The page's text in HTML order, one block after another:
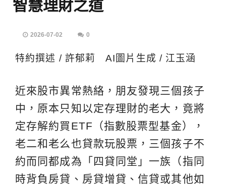
智慧理財之道
2026-07-02 0
特約撰述 / 許郁莉 AI圖片生成 / 江玉涵
近來股市異常熱絡，朋友發現三個孩子
中，原本只知以定存理財的老大，竟將
定存解約買ETF（指數股票型基金），
老二和老么也貸款玩股票，三個孩子不
約而同都成為「四貸同堂」一族（指同
時背負房貸、房貸增貸、信貸或其他如